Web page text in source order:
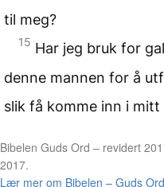
til meg?
15 Har jeg bruk for
denne mannen for å
slik få komme inn i mitt
Bibelen Guds Ord – revidert
2017.
Lær mer om Bibelen – Guds